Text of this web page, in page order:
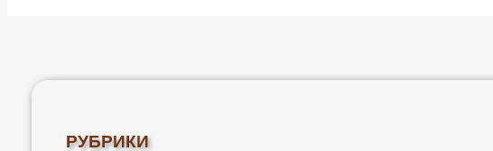
РУБРИКИ